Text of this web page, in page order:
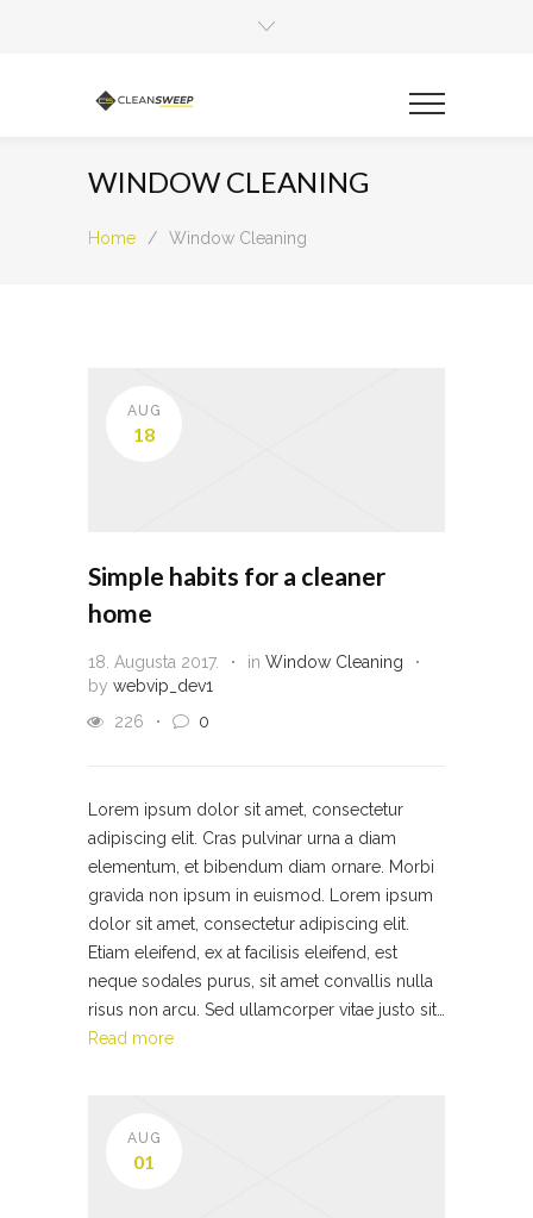
WINDOW CLEANING
Home / Window Cleaning
AUG
18
Simple habits for a cleaner
home
18. Augusta 2017. in Window Cleaning
by webvip_dev1
226
0
Lorem ipsum dolor sit amet, consectetur
adipiscing elit. Cras pulvinar urna a diam
elementum, et bibendum diam ornare. Morbi
gravida non ipsum in euismod. Lorem ipsum
dolor sit amet, consectetur adipiscing elit.
Etiam eleifend, ex at facilisis eleifend, est
neque sodales purus, sit amet convallis nulla
risus non arcu. Sed ullamcorper vitae justo sit…
Read more
AUG
01